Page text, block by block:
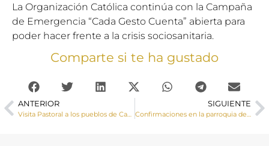
La Organización Católica continúa con la Campaña
de Emergencia “Cada Gesto Cuenta” abierta para
poder hacer frente a la crisis sociosanitaria.
Comparte si te ha gustado
ANTERIOR SIGUIENTE